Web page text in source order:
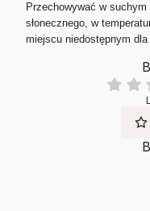
Przechowywać w
słonecznego, w
miejscu niedostępnym